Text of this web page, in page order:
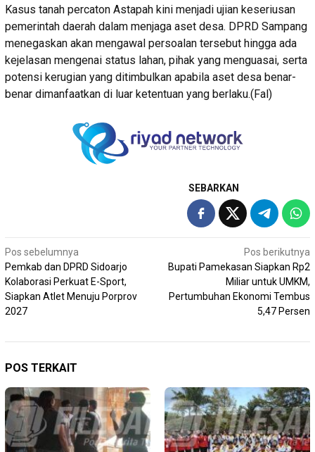
Kasus tanah percaton Astapah kini menjadi ujian keseriusan
pemerintah daerah dalam menjaga aset desa. DPRD Sampang
menegaskan akan mengawal persoalan tersebut hingga ada
kejelasan mengenai status lahan, pihak yang menguasai, serta
potensi kerugian yang ditimbulkan apabila aset desa benar-
benar dimanfaatkan di luar ketentuan yang berlaku.(Fal)
SEBARKAN
Navigasi
pos
Pos sebelumnya
Pemkab dan DPRD Sidoarjo
Kolaborasi Perkuat E-Sport,
Siapkan Atlet Menuju Porprov
2027
Pos berikutnya
Bupati Pamekasan Siapkan Rp2
Miliar untuk UMKM,
Pertumbuhan Ekonomi Tembus
5,47 Persen
POS TERKAIT